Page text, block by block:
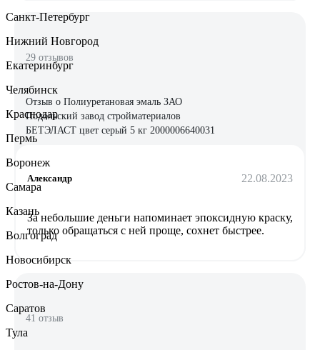
29 отзывов
Отзыв о Полиуретановая эмаль ЗАО
Подольский завод стройматериалов
БЕТЭЛАСТ цвет серый 5 кг 2000006640031
Александр 22.08.2023
За небольшие деньги напоминает эпоксидную краску,
только обращаться с ней проще, сохнет быстрее.
41 отзыв
Санкт-Петербург
Нижний Новгород
Екатеринбург
Челябинск
Краснодар
Пермь
Воронеж
Самара
Казань
Волгоград
Новосибирск
Ростов-на-Дону
Саратов
Тула